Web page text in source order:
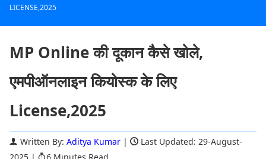
LICENSE,2025
MP Online की दूकान कैसे खोले,
एमपीऑनलाइन कियोस्क के लिए
License,2025
Written By: Aditya Kumar |
Last Updated: 29-August-